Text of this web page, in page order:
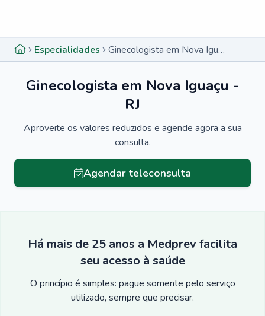
Especialidades Ginecologista em Nova Iguaçu - RJ
Ginecologista em Nova Iguaçu -
RJ
Aproveite os valores reduzidos e agende agora a sua
consulta.
Agendar teleconsulta
Há mais de 25 anos a Medprev facilita
seu acesso à saúde
O princípio é simples: pague somente pelo serviço
utilizado, sempre que precisar.